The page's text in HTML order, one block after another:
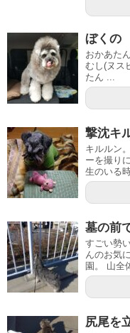
ぼくの
おかあた
むし(ヌス
たん ...
撃沈キ
キルルン
ーを撮り
生のいる
墓の前
すごい勢
んのお気
園。 山全
尻尾を